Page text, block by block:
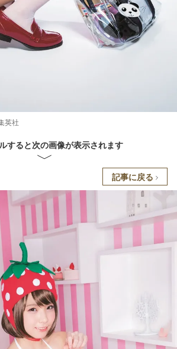
英社
すると次の画像が表示されます
記事に戻る